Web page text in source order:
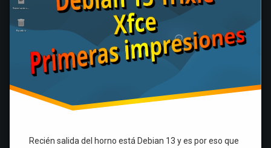
Recién salida del horno está Debian 13 y es por eso que